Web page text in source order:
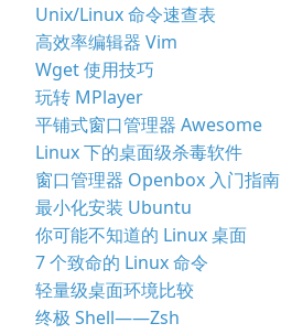
Unix/Linux 命令速查表
高效率编辑器 Vim
Wget 使用技巧
玩转 MPlayer
平铺式窗口管理器 Awesome
Linux 下的桌面级杀毒软件
窗口管理器 Openbox 入门指南
最小化安装 Ubuntu
你可能不知道的 Linux 桌面
7 个致命的 Linux 命令
轻量级桌面环境比较
终极 Shell——Zsh